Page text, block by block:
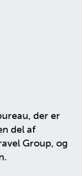
der er
del af
Group, og